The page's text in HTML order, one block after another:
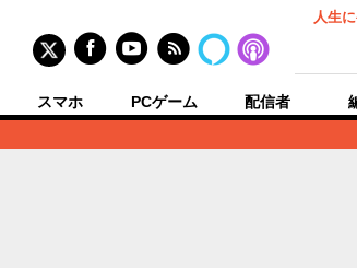
人生
スマホ PCゲーム 配信者